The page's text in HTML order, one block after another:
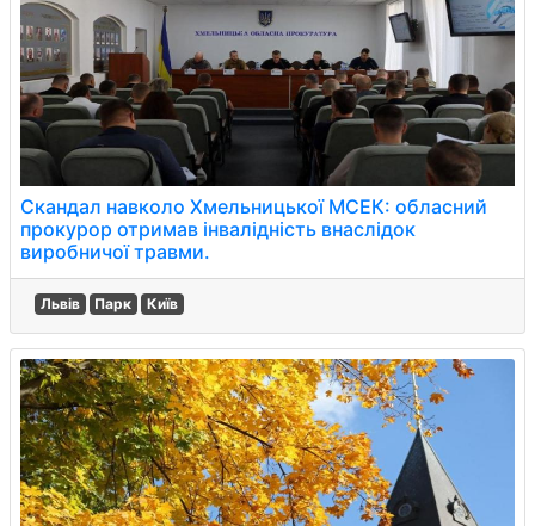
Скандал навколо Хмельницької МСЕК: обласний
прокурор отримав інвалідність внаслідок
виробничої травми.
Львів Парк Київ